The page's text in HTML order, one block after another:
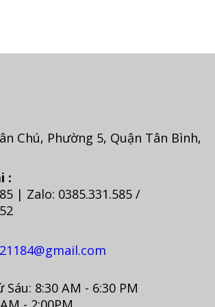
Chú, Phường 5, Quận Tân Bình,
:
| Zalo: 0385.331.585 /
8:30 AM - 6:30 PM